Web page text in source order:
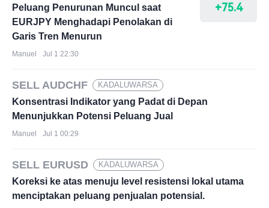
Peluang Penurunan Muncul saat
EURJPY Menghadapi Penolakan di
Garis Tren Menurun
+75.4
Manuel Jul 1 22:30
SELL AUDCHF KADALUWARSA
Konsentrasi Indikator yang Padat di Depan
Menunjukkan Potensi Peluang Jual
Manuel Jul 1 00:29
SELL EURUSD KADALUWARSA
Koreksi ke atas menuju level resistensi lokal utama
menciptakan peluang penjualan potensial.